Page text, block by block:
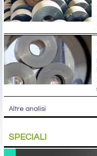
Altre analisi
SPECIALI